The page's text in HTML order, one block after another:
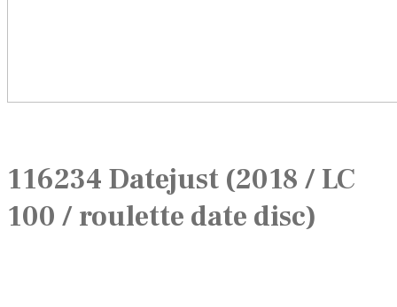
116234 Datejust (2018 / LC
100 / roulette date disc)